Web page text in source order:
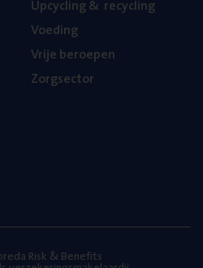
Upcy­cling& recycling
Voe­ding
Vrije beroe­pen
Zorg­sec­tor
Risk & Benefits